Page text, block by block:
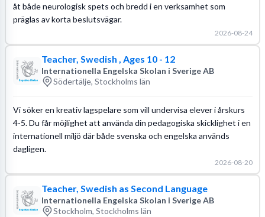
åt både neurologisk spets och bredd i en verksamhet som
präglas av korta beslutsvägar.
2026-08-24
Teacher, Swedish , Ages 10 - 12
Internationella Engelska Skolan i Sverige AB
Södertälje, Stockholms län
Vi söker en kreativ lagspelare som vill undervisa elever i årskurs
4-5. Du får möjlighet att använda din pedagogiska skicklighet i en
internationell miljö där både svenska och engelska används
dagligen.
2026-08-20
Teacher, Swedish as Second Language
Internationella Engelska Skolan i Sverige AB
Stockholm, Stockholms län